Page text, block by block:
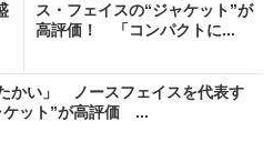
ス・フェイスの“ジャケット”が
高評価！ 「コンパクトに...
かい」 ノースフェイスを代表す
ケット”が高評価 ...